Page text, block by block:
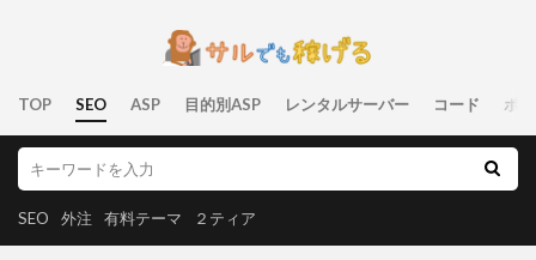
TOP SEO ASP 目的別ASP レンタルサーバー コード ポ
SEO 外注 有料テーマ ２ティア